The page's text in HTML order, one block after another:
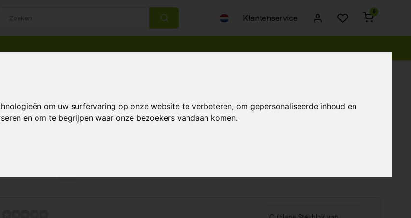
om uw surfervaring op onze website te verbeteren, om gepersonaliseerde inhoud en
en om te begrijpen waar onze bezoekers vandaan komen.
Klantenservice
0